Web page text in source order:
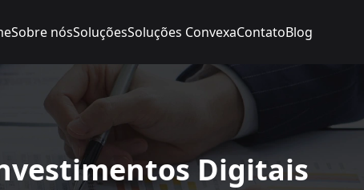
Sobre nósSoluçõesSoluções ConvexaContatoBlog
Digitais